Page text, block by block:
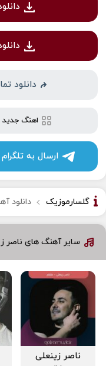
دانلود
اهنگ جدید
ارسال به تلگرام
گلسارموزیک دانلود
سایر آهنگ های ناصر
ناصر زینعلی